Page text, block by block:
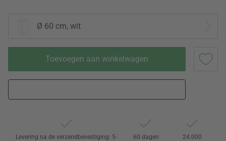
Ø 60 cm, wit
Toevoegen aan winkelwagen
Levering na de verzendbevestiging: 5-
60 dagen
24.000